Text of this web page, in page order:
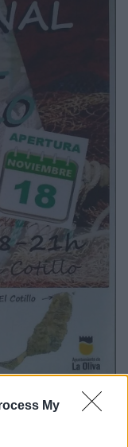
My
un mercadillo